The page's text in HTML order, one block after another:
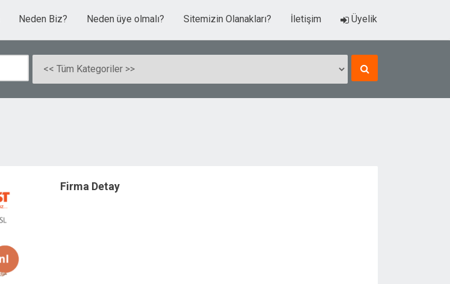
Neden Biz? Neden üye olmalı? Sitemizin Olanakları? İletişim Üyelik
Firma Detay